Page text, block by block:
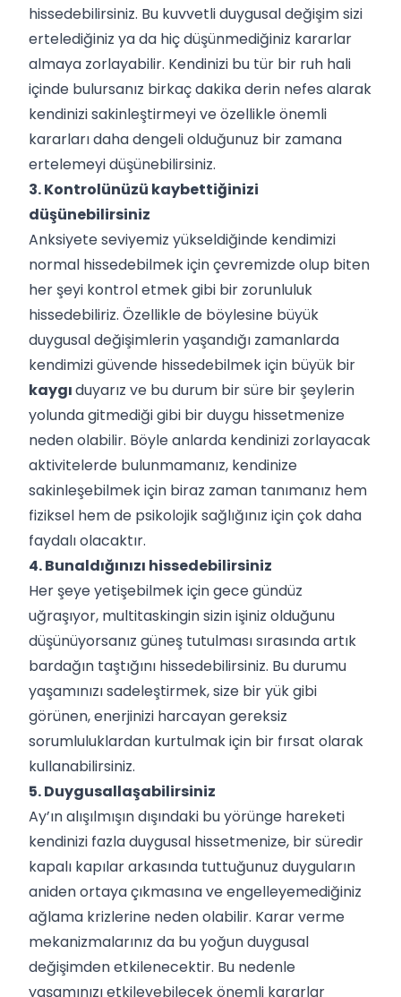
hissedebilirsiniz. Bu kuvvetli duygusal değişim sizi
ertelediğiniz ya da hiç düşünmediğiniz kararlar
almaya zorlayabilir. Kendinizi bu tür bir ruh hali
içinde bulursanız birkaç dakika derin nefes alarak
kendinizi sakinleştirmeyi ve özellikle önemli
kararları daha dengeli olduğunuz bir zamana
ertelemeyi düşünebilirsiniz.
3. Kontrolünüzü kaybettiğinizi
düşünebilirsiniz
Anksiyete seviyemiz yükseldiğinde kendimizi
normal hissedebilmek için çevremizde olup biten
her şeyi kontrol etmek gibi bir zorunluluk
hissedebiliriz. Özellikle de böylesine büyük
duygusal değişimlerin yaşandığı zamanlarda
kendimizi güvende hissedebilmek için büyük bir
kaygıduyarız ve bu durum bir süre bir şeylerin
yolunda gitmediği gibi bir duygu hissetmenize
neden olabilir. Böyle anlarda kendinizi zorlayacak
aktivitelerde bulunmamanız, kendinize
sakinleşebilmek için biraz zaman tanımanız hem
fiziksel hem de psikolojik sağlığınız için çok daha
faydalı olacaktır.
4. Bunaldığınızı hissedebilirsiniz
Her şeye yetişebilmek için gece gündüz
uğraşıyor, multitaskingin sizin işiniz olduğunu
düşünüyorsanız güneş tutulması sırasında artık
bardağın taştığını hissedebilirsiniz. Bu durumu
yaşamınızı sadeleştirmek, size bir yük gibi
görünen, enerjinizi harcayan gereksiz
sorumluluklardan kurtulmak için bir fırsat olarak
kullanabilirsiniz.
5. Duygusallaşabilirsiniz
Ay’ın alışılmışın dışındaki bu yörünge hareketi
kendinizi fazla duygusal hissetmenize, bir süredir
kapalı kapılar arkasında tuttuğunuz duyguların
aniden ortaya çıkmasına ve engelleyemediğiniz
ağlama krizlerine neden olabilir. Karar verme
mekanizmalarınız da bu yoğun duygusal
değişimden etkilenecektir. Bu nedenle
yaşamınızı etkileyebilecek önemli kararlar